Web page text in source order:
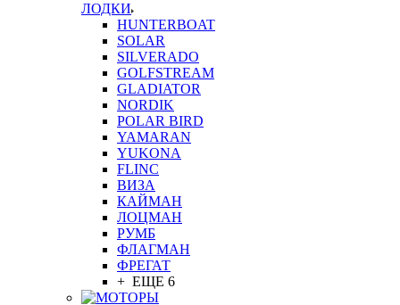
ЛОДКИ
HUNTERBOAT
SOLAR
SILVERADO
GOLFSTREAM
GLADIATOR
NORDIK
POLAR BIRD
YAMARAN
YUKONA
FLINC
ВИЗА
КАЙМАН
ЛОЦМАН
РУМБ
ФЛАГМАН
ФРЕГАТ
+ ЕЩЕ 6